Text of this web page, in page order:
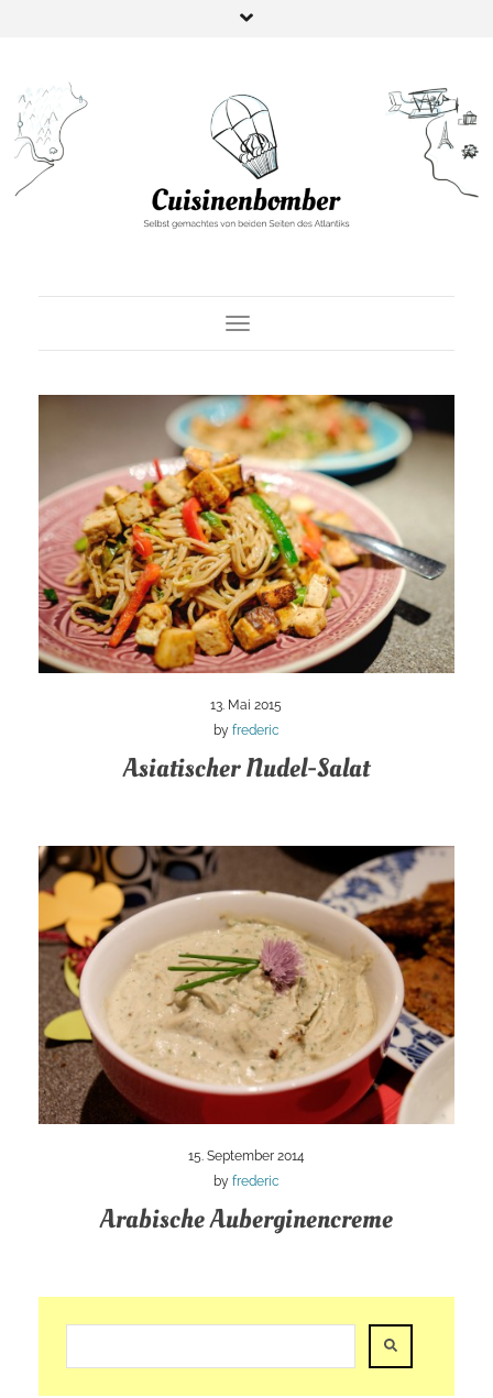
Toggle Navigation
13. Mai 2015
by frederic
Asiatischer Nudel-Salat
15. September 2014
by frederic
Arabische Auberginencreme